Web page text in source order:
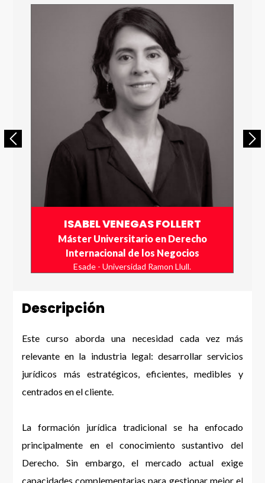
ISABEL VENEGAS FOLLERT
Máster Universitario en Derecho
Internacional de los Negocios
Esade - Universidad Ramon Llull.
Descripción
Este curso aborda una necesidad cada vez más
relevante en la industria legal: desarrollar servicios
jurídicos más estratégicos, eficientes, medibles y
centrados en el cliente.
La formación jurídica tradicional se ha enfocado
principalmente en el conocimiento sustantivo del
Derecho. Sin embargo, el mercado actual exige
capacidades complementarias para gestionar mejor el
Email *
Número de Celular * (+56 9 xxxx xxxx)
Enviar